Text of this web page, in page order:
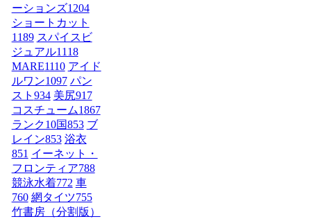
ーションズ1204
ショートカット
1189 スパイスビ
ジュアル1118
MARE1110 アイド
ルワン1097 パン
スト 934 美尻917
コスチューム1867
ランク10国853 ブ
レイン853 浴衣
851 イーネット・
フロンティア788
競泳水着772 車
760 網タイツ755
竹書房（分割版）